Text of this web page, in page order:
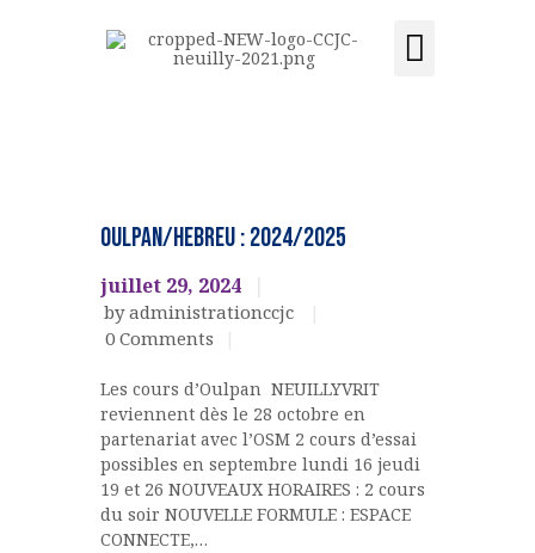
LE CENTRE
ACTIVITÉS ET COURS
LOCATION DE SALLE
ADHÉSION
ACQUISITION DU
CENTRE
DONS
activités
LANGUES
OULPAN/HEBREU : 2024/2025
juillet 29, 2024
by administrationccjc
0 Comments
Les cours d’Oulpan NEUILLYVRIT
reviennent dès le 28 octobre en
partenariat avec l’OSM 2 cours d’essai
possibles en septembre lundi 16 jeudi
19 et 26 NOUVEAUX HORAIRES : 2 cours
du soir NOUVELLE FORMULE : ESPACE
CONNECTE,…